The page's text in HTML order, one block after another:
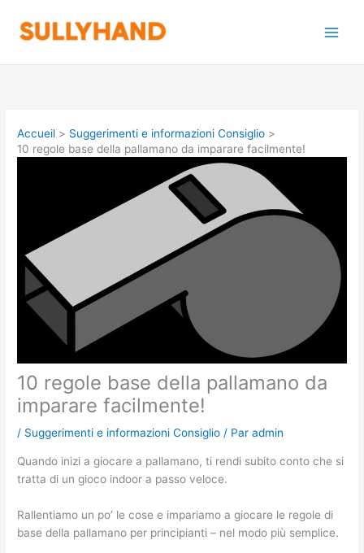
contenu
Accueil
Suggerimenti e informazioni Consiglio
10 regole base della pallamano da imparare facilmente!
10 regole base della pallamano da
imparare facilmente!
/ Suggerimenti e informazioni Consiglio / Paradmin
Quando inizi a giocare a pallamano, ti rendi subito conto che si
tratta di un gioco indoor a passo veloce.
Rallentiamo un po’ le cose e impariamo a giocare le regole di
base della pallamano per principianti – nel modo più semplice.